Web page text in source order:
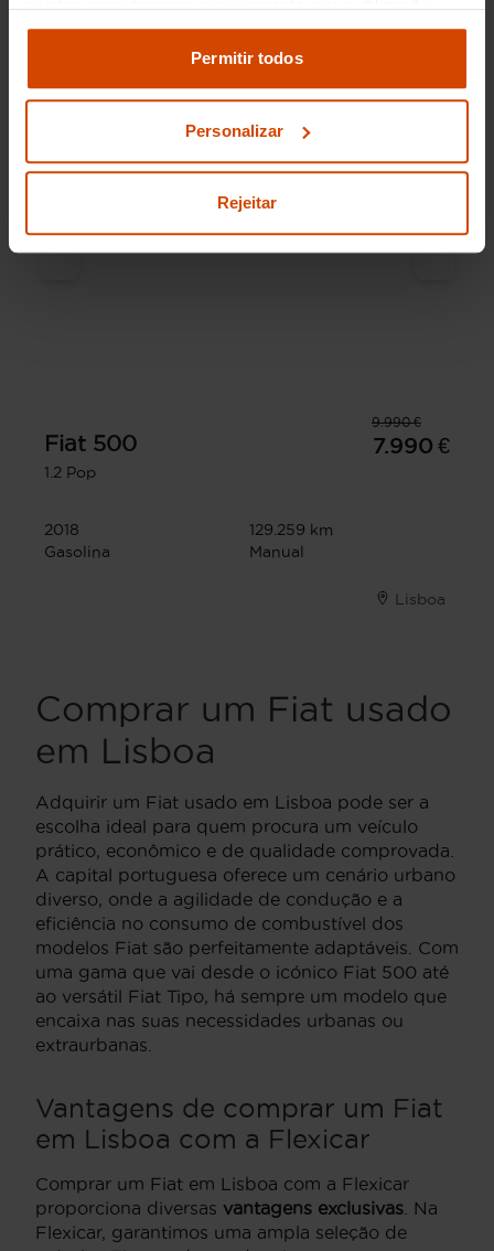
aceitar, consideramos que consente a sua utilização.
Pode modificar as suas opções de consentimento e
definições de cookies
definições e saber mais na nossapolítica de
Permitir todos
Personalizar
Rejeitar
9.990 €
Fiat 500
1.2 Pop
7.990 €
2018
129.259 km
Gasolina
Manual
Lisboa
Comprar um Fiat usado
em Lisboa
Adquirir um Fiat usado em Lisboa pode ser a
escolha ideal para quem procura um veículo
prático, econômico e de qualidade comprovada.
A capital portuguesa oferece um cenário urbano
diverso, onde a agilidade de condução e a
eficiência no consumo de combustível dos
modelos Fiat são perfeitamente adaptáveis. Com
uma gama que vai desde o icónico Fiat 500 até
ao versátil Fiat Tipo, há sempre um modelo que
encaixa nas suas necessidades urbanas ou
extraurbanas.
Vantagens de comprar um Fiat
em Lisboa com a Flexicar
Comprar um Fiat em Lisboa com a Flexicar
proporciona diversas vantagens exclusivas . Na
Flexicar, garantimos uma ampla seleção de